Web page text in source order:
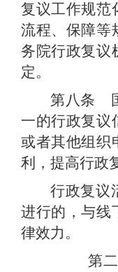
复议工作规范
流程、保障等
务院行政复议
定。
第八条
一的行政复议
或者其他组织
利，提高行政
行政复议
进行的，与线
律效力。
第